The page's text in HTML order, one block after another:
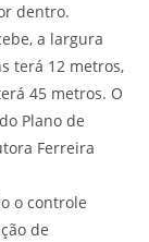
dentro.
a largura
terá 12 metros,
45 metros. O
Plano de
Ferreira
o controle
de